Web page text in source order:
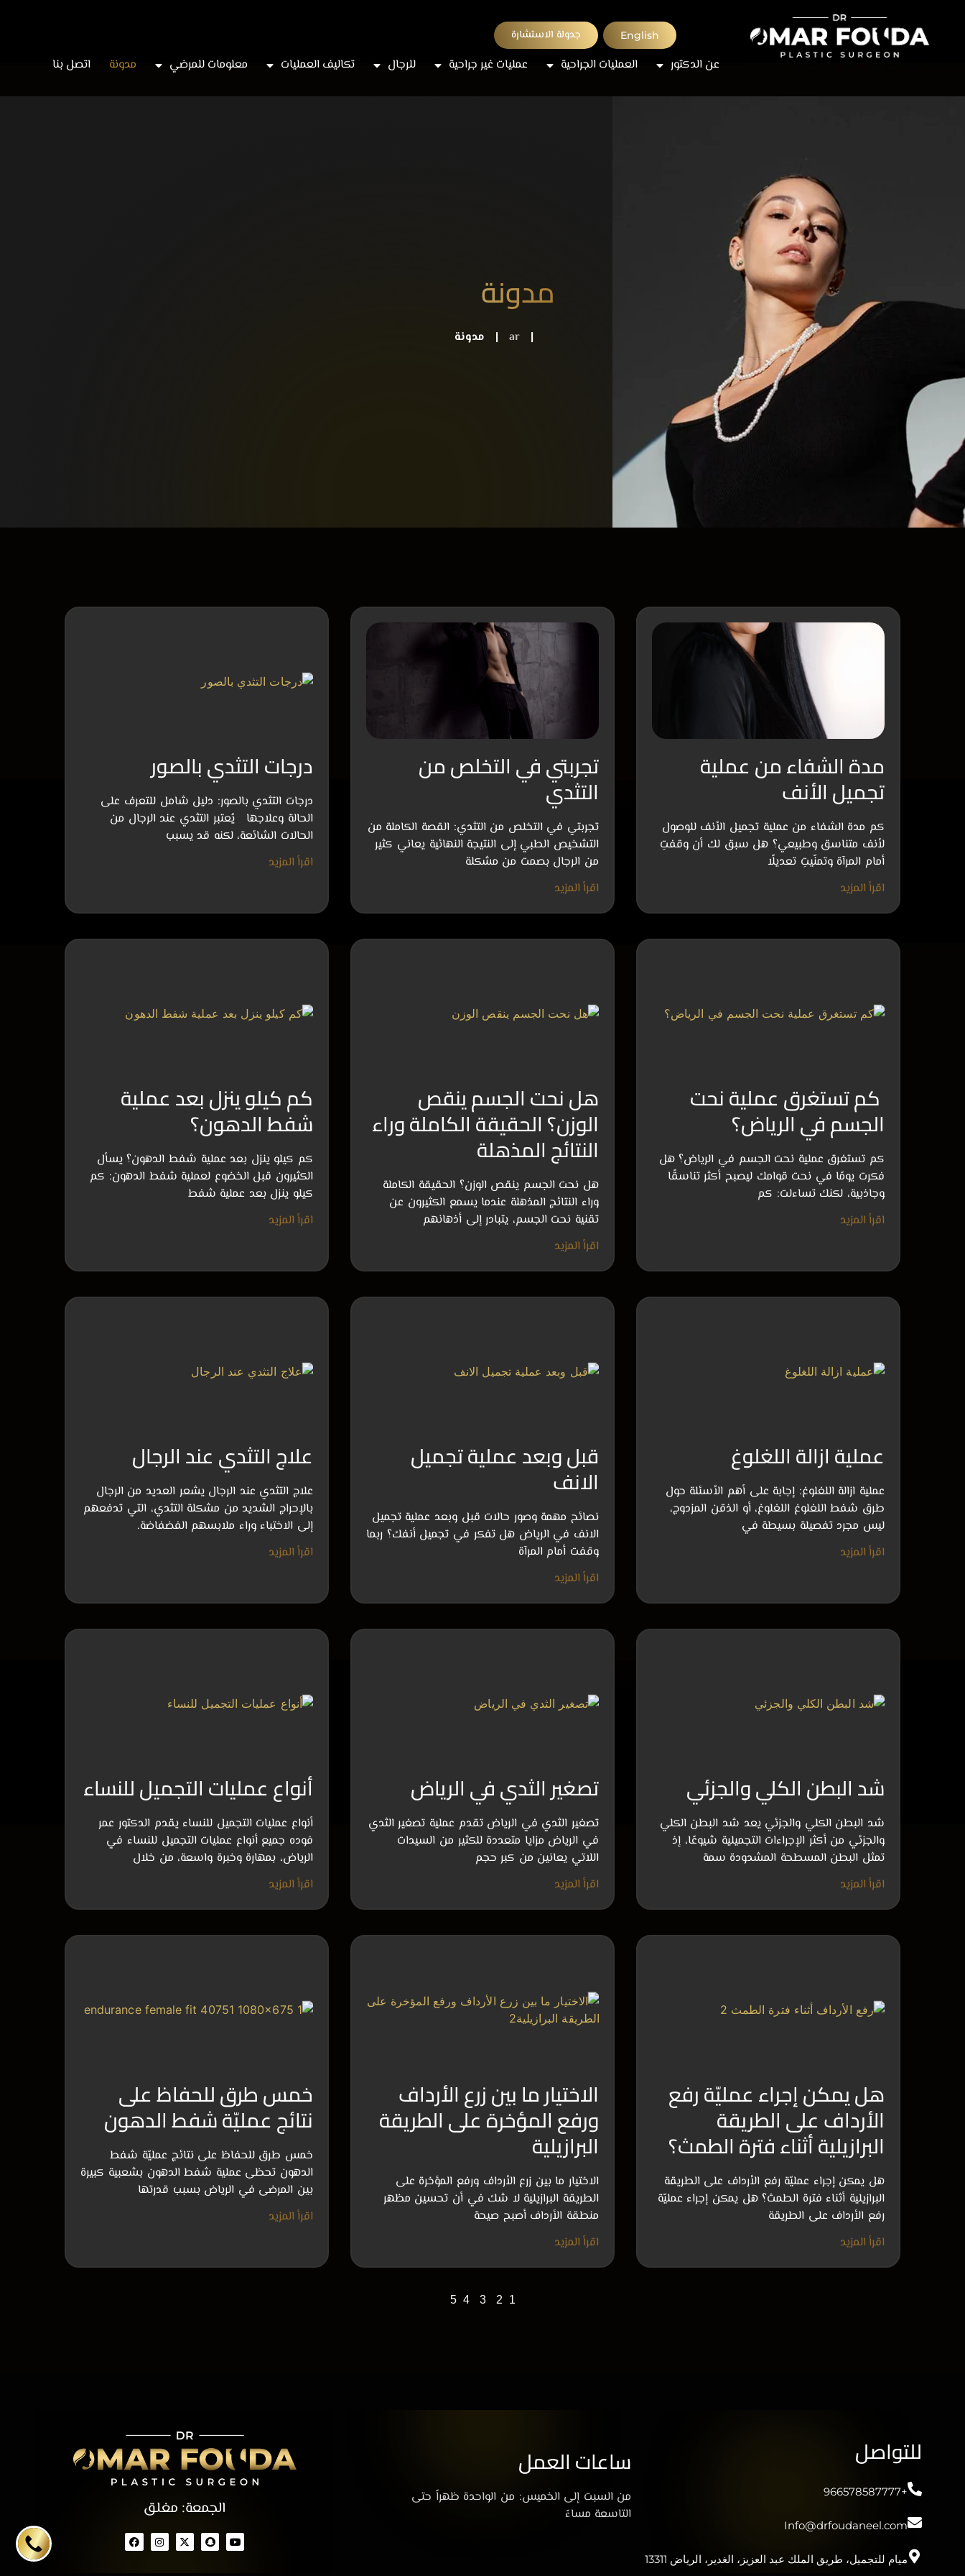
English جدولة الاستشارة
عن الدكتور العمليات الجراحية عمليات غير جراحية للرجال تكاليف العمليات معلومات للمرضي مدونة اتصل بنا
مدونة
|
ar
| مدونة
مدة الشفاء من عملية
تجميل الأنف
كم مدة الشفاء من عملية تجميل الأنف للوصول
لأنف متناسق وطبيعي؟ هل سبق لك أن وقفتِ
أمام المرآة وتمنّيتِ تعديلًا
اقرأ المزيد
تجربتي في التخلص من
التثدي
تجربتي في التخلص من التثدي: القصة الكاملة من
التشخيص الطبي إلى النتيجة النهائية يعاني كثير
من الرجال بصمت من مشكلة
اقرأ المزيد
درجات التثدي بالصور
درجات التثدي بالصور: دليل شامل للتعرف على
الحالة وعلاجها يُعتبر التثدي عند الرجال من
الحالات الشائعة، لكنه قد يسبب
اقرأ المزيد
كم تستغرق عملية نحت
الجسم في الرياض؟
كم تستغرق عملية نحت الجسم في الرياض؟ هل
فكرت يومًا في نحت قوامك ليصبح أكثر تناسقًا
وجاذبية، لكنك تساءلت: كم
اقرأ المزيد
هل نحت الجسم ينقص
الوزن؟ الحقيقة الكاملة وراء
النتائج المذهلة
هل نحت الجسم ينقص الوزن؟ الحقيقة الكاملة
وراء النتائج المذهلة عندما يسمع الكثيرون عن
تقنية نحت الجسم، يتبادر إلى أذهانهم
اقرأ المزيد
كم كيلو ينزل بعد عملية
شفط الدهون؟
كم كيلو ينزل بعد عملية شفط الدهون؟ يسأل
الكثيرون قبل الخضوع لعملية شفط الدهون: كم
كيلو ينزل بعد عملية شفط
اقرأ المزيد
عملية ازالة اللغلوغ
عملية ازالة اللغلوغ: إجابة على أهم الأسئلة حول
طرق شفط اللغلوغ اللغلوغ، أو الذقن المزدوج،
ليس مجرد تفصيلة بسيطة في
اقرأ المزيد
قبل وبعد عملية تجميل
الانف
نصائح مهمة وصور حالات قبل وبعد عملية تجميل
الانف في الرياض هل تفكر في تجميل أنفك؟ ربما
وقفت أمام المرآة
اقرأ المزيد
علاج التثدي عند الرجال
علاج التثدي عند الرجال يشعر العديد من الرجال
بالإحراج الشديد من مشكلة التثدي، التي تدفعهم
إلى الاختباء وراء ملابسهم الفضفاضة.
اقرأ المزيد
شد البطن الكلي والجزئي
شد البطن الكلي والجزئي يعد شد البطن الكلي
والجزئي من أكثر الإجراءات التجميلية شيوعًا، إذ
تمثل البطن المسطحة المشدودة سمة
اقرأ المزيد
تصغير الثدي في الرياض
تصغير الثدي في الرياض تقدم عملية تصغير الثدي
في الرياض مزايا متعددة للكثير من السيدات
اللاتي يعانين من كبر حجم
اقرأ المزيد
أنواع عمليات التجميل للنساء
أنواع عمليات التجميل للنساء يقدم الدكتور عمر
فوده جميع أنواع عمليات التجميل للنساء في
الرياض، بمهارة وخبرة واسعة، من خلال
اقرأ المزيد
هل يمكن إجراء عمليّة رفع
الأرداف على الطريقة
البرازيلية أثناء فترة الطمث؟
هل يمكن إجراء عمليّة رفع الأرداف على الطريقة
البرازيلية أثناء فترة الطمث؟ هل يمكن إجراء عمليّة
رفع الأرداف على الطريقة
اقرأ المزيد
الاختيار ما بين زرع الأرداف
ورفع المؤخرة على الطريقة
البرازيلية
الاختيار ما بين زرع الأرداف ورفع المؤخرة على
الطريقة البرازيلية لا شك في أن تحسين مظهر
منطقة الأرداف أصبح صيحة
اقرأ المزيد
خمس طرق للحفاظ على
نتائج عمليّة شفط الدهون
خمس طرق للحفاظ على نتائج عمليّة شفط
الدهون تحظى عملية شفط الدهون بشعبية كبيرة
بين المرضى في الرياض بسبب قدرتها
اقرأ المزيد
1
2
3
4
5
الجمعة: مغلق
ساعات العمل
من السبت إلى الخميس: من الواحدة ظهراً حتى
التاسعة مساءً
للتواصل
+966578587777
Info@drfoudaneel.com
ميام للتجميل، طريق الملك عبد العزيز، الغدير، الرياض 13311